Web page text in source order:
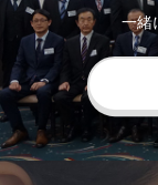
一緒